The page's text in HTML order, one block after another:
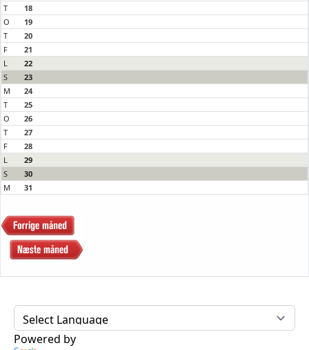
T
18
O
19
T
20
F
21
L
22
S
23
M
24
T
25
O
26
T
27
F
28
L
29
S
30
M
31
Powered by